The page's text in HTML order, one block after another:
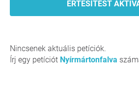
Nincsenek aktuális petíciók.
Írj egy petíciót Nyírmártonfalva